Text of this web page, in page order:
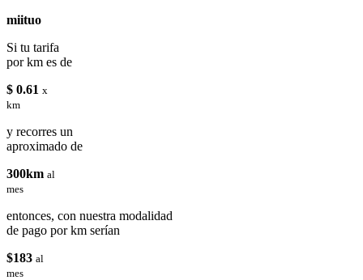
miituo
Si tu tarifa
por km es de
$ 0.61 x
km
y recorres un
aproximado de
300km al
mes
entonces, con nuestra modalidad
de pago por km serían
$183 al
mes